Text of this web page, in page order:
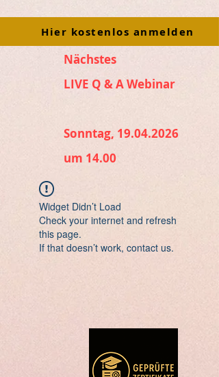
Hier kostenlos anmelden
Nächstes
LIVE Q & A Webinar
Sonntag, 19.04.2026
um 14.00
Widget Didn’t Load
Check your internet and refresh
this page.
If that doesn’t work, contact us.